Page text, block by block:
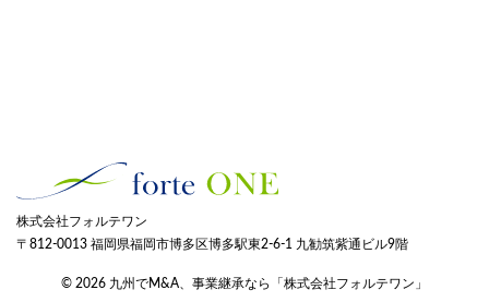
株式会社フォルテワン
〒812-0013 福岡県福岡市博多区博多駅東2-6-1 九勧筑紫通ビル9階
© 2026 九州でM&A、事業継承なら「株式会社フォルテワン」